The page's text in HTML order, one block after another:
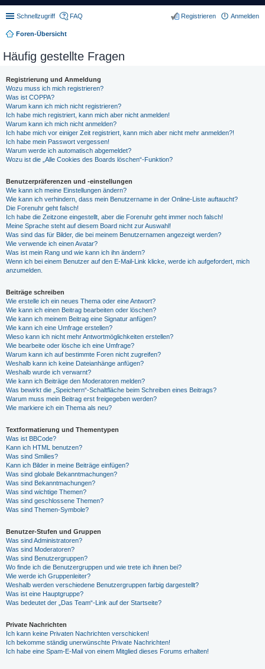
Schnellzugriff FAQ Anmelden
Registrieren
Foren-Übersicht
Häufig gestellte Fragen
Registrierung und Anmeldung
Wozu muss ich mich registrieren?
Was ist COPPA?
Warum kann ich mich nicht registrieren?
Ich habe mich registriert, kann mich aber nicht anmelden!
Warum kann ich mich nicht anmelden?
Ich habe mich vor einiger Zeit registriert, kann mich aber nicht mehr anmelden?!
Ich habe mein Passwort vergessen!
Warum werde ich automatisch abgemeldet?
Wozu ist die „Alle Cookies des Boards löschen“-Funktion?
Benutzerpräferenzen und -einstellungen
Wie kann ich meine Einstellungen ändern?
Wie kann ich verhindern, dass mein Benutzername in der Online-Liste auftaucht?
Die Forenuhr geht falsch!
Ich habe die Zeitzone eingestellt, aber die Forenuhr geht immer noch falsch!
Meine Sprache steht auf diesem Board nicht zur Auswahl!
Was sind das für Bilder, die bei meinem Benutzernamen angezeigt werden?
Wie verwende ich einen Avatar?
Was ist mein Rang und wie kann ich ihn ändern?
Wenn ich bei einem Benutzer auf den E-Mail-Link klicke, werde ich aufgefordert, mich
anzumelden.
Beiträge schreiben
Wie erstelle ich ein neues Thema oder eine Antwort?
Wie kann ich einen Beitrag bearbeiten oder löschen?
Wie kann ich meinem Beitrag eine Signatur anfügen?
Wie kann ich eine Umfrage erstellen?
Wieso kann ich nicht mehr Antwortmöglichkeiten erstellen?
Wie bearbeite oder lösche ich eine Umfrage?
Warum kann ich auf bestimmte Foren nicht zugreifen?
Weshalb kann ich keine Dateianhänge anfügen?
Weshalb wurde ich verwarnt?
Wie kann ich Beiträge den Moderatoren melden?
Was bewirkt die „Speichern“-Schaltfläche beim Schreiben eines Beitrags?
Warum muss mein Beitrag erst freigegeben werden?
Wie markiere ich ein Thema als neu?
Textformatierung und Thementypen
Was ist BBCode?
Kann ich HTML benutzen?
Was sind Smilies?
Kann ich Bilder in meine Beiträge einfügen?
Was sind globale Bekanntmachungen?
Was sind Bekanntmachungen?
Was sind wichtige Themen?
Was sind geschlossene Themen?
Was sind Themen-Symbole?
Benutzer-Stufen und Gruppen
Was sind Administratoren?
Was sind Moderatoren?
Was sind Benutzergruppen?
Wo finde ich die Benutzergruppen und wie trete ich ihnen bei?
Wie werde ich Gruppenleiter?
Weshalb werden verschiedene Benutzergruppen farbig dargestellt?
Was ist eine Hauptgruppe?
Was bedeutet der „Das Team“-Link auf der Startseite?
Private Nachrichten
Ich kann keine Privaten Nachrichten verschicken!
Ich bekomme ständig unerwünschte Private Nachrichten!
Ich habe eine Spam-E-Mail von einem Mitglied dieses Forums erhalten!